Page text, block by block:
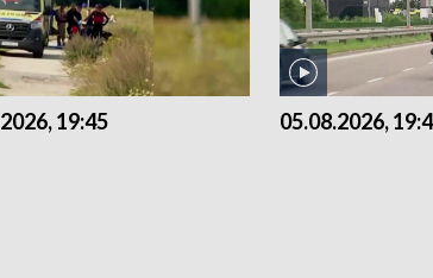
19:45 05.08.2026,